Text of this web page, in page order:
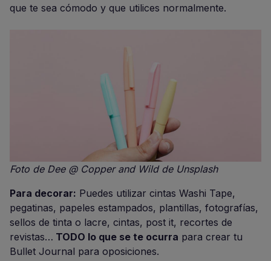
que te sea cómodo y que utilices normalmente.
Foto de Dee @ Copper and Wild de Unsplash
Para decorar: Puedes utilizar cintas Washi Tape,
pegatinas, papeles estampados, plantillas, fotografías,
sellos de tinta o lacre, cintas, post it, recortes de
revistas… TODO lo que se te ocurra para crear tu
Bullet Journal para oposiciones.